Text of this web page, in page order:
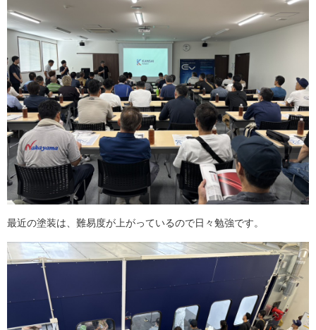
最近の塗装は、難易度が上がっているので日々勉強です。